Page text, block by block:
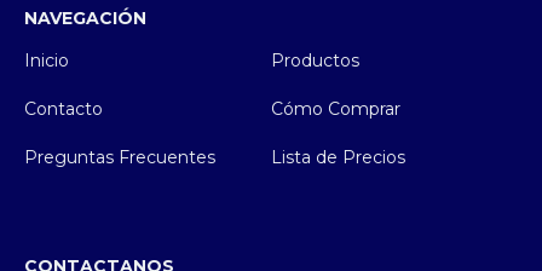
NAVEGACIÓN
Inicio
Productos
Contacto Cómo Comprar
Preguntas Frecuentes Lista de Precios
CONTACTANOS